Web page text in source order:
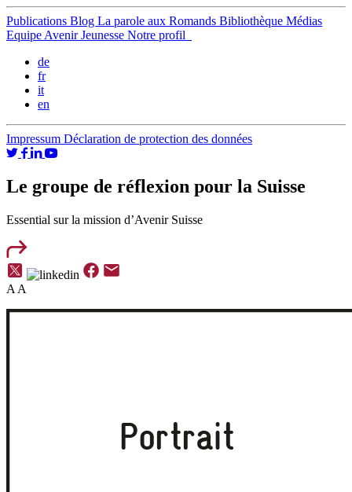
Publications Blog La parole aux Romands Bibliothèque Médias
Equipe Avenir Jeunesse Notre profil
de
fr
it
en
Impressum Déclaration de protection des données
Le groupe de réflexion pour la Suisse
Essential sur la mission d’Avenir Suisse
A A